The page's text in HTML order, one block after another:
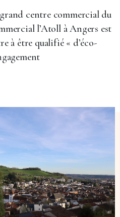
centre commercial du
l’Atoll à Angers est
à être qualifié « d’éco-